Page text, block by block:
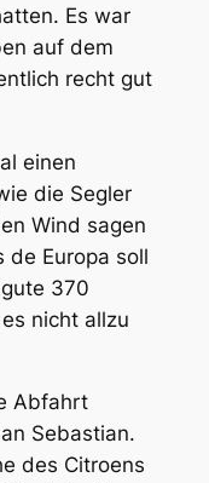
Es war
auf dem
recht gut
einen
die Segler
Wind sagen
de Europa soll
370
nicht allzu
Abfahrt
Sebastian.
des Citroens